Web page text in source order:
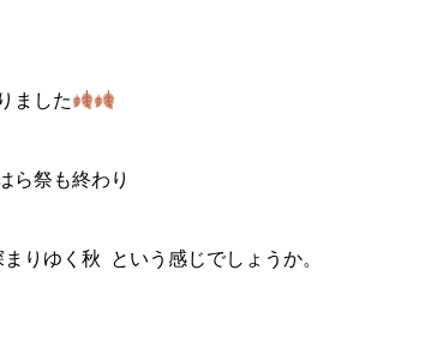
ました
ら祭も終わり
りゆく秋 という感じでしょうか。